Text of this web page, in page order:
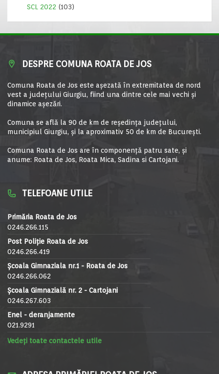
SCL 2022 (103)
DESPRE COMUNA ROATA DE JOS
Comuna Roata de Jos este aşezată în extremitatea de nord
vest a judeţului Giurgiu, fiind una dintre cele mai vechi şi
dinamice aşezări.
Comuna se află la 90 de km de reşedinţa judeţului,
municipiul Giurgiu, şi la aproximativ 50 de km de Bucureşti.
Comuna Roata de Jos are în componență patru sate, și
anume: Roata de Jos, Roata Mica, Sadina si Cartojani.
TELEFOANE UTILE
Primăria Roata de Jos
0246.266.115
Post Poliție Roata de Jos
0246.266.419
Școala Gimnaziala nr.1 - Roata de Jos
0246.266.062
Școala Gimnazială nr. 2 - Cartojani
0246.267.603
Enel - deranjamente
021.9291
Vedeți toate contactele utile